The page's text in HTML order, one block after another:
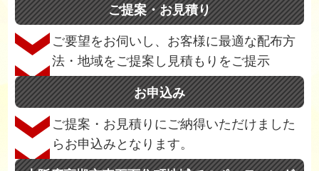
ご提案・お見積り
ご要望をお伺いし、お客様に最適な配布方
法・地域をご提案し見積もりをご提示
お申込み
ご提案・お見積りにご納得いただけました
らお申込みとなります。